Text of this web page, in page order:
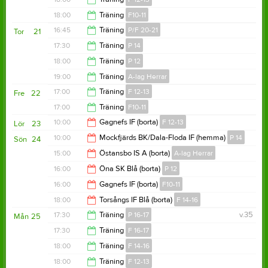
19:30
19:30
18:00 Träning F10-11
19:30
21
Tor 16:45 Träning P/F 20-21
17:30
17:30 Träning P 14
19:00
18:00 Träning P 12
19:30
19:00 Träning A-lag Herrar
20:30
22
Fre 17:00 Träning F 12-13
18:00
17:00 Träning F10-11
18:00
23
Lör 10:00 Gagnefs IF (borta) F 12-13
11:30
24
Sön 10:00 Mockfjärds BK/Dala-Floda IF (hemma) P 14
12:00
15:00 Östansbo IS A (borta) A-lag Herrar
17:00
16:00 Öna SK Blå (borta) P 12
18:00
16:00 Gagnefs IF (borta) F10-11
17:30
18:00 Torsångs IF Blå (borta) F 14-16
20:00
25
Mån v.35
17:30 Träning P 16-17
18:30
17:30 Träning F 16-17
18:30
18:00 Träning F 14-16
18:00
Träning F 12-13